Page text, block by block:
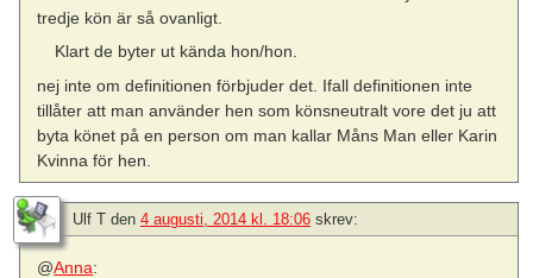
tredje kön är så ovanligt.
Klart de byter ut kända hon/hon.
nej inte om definitionen förbjuder det. Ifall definitionen inte
tillåter att man använder hen som könsneutralt vore det ju att
byta könet på en person om man kallar Måns Man eller Karin
Kvinna för hen.
Ulf T den 4 augusti, 2014 kl. 18:06 skrev:
@Anna: